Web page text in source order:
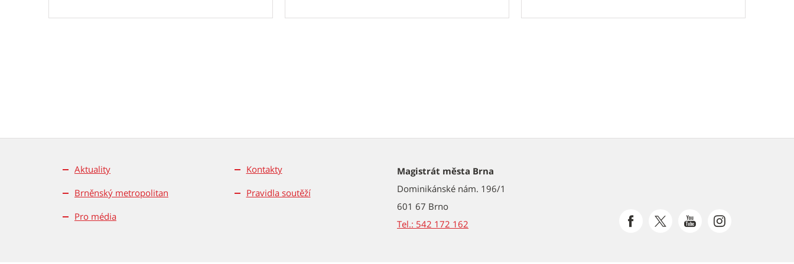
Aktuality
Brněnský metropolitan
Pro média
Kontakty
Pravidla soutěží
Magistrát města Brna
Dominikánské nám. 196/1
601 67 Brno
Tel.: 542 172 162